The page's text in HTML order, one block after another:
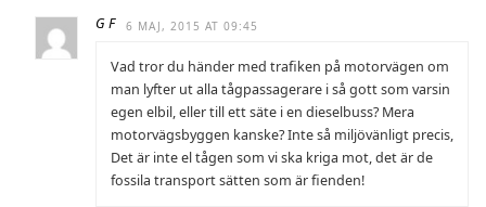
G F 6 MAJ, 2015 AT 09:45
Vad tror du händer med trafiken på motorvägen om
man lyfter ut alla tågpassagerare i så gott som varsin
egen elbil, eller till ett säte i en dieselbuss? Mera
motorvägsbyggen kanske? Inte så miljövänligt precis,
Det är inte el tågen som vi ska kriga mot, det är de
fossila transport sätten som är fienden!